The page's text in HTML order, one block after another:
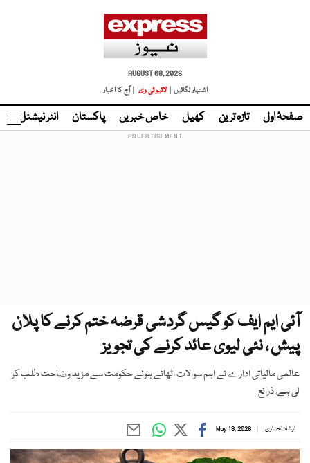
AUGUST 08, 2026
اشتہار لگائیں |
لائیو ٹی وی | آج کا اخبار
صفحۂ اول تازہ ترین کھیل خاص خبریں پاکستان انٹر نیشنل
آئی ایم ایف کو گیس گردشی قرضہ ختم کرنے کا پلان
پیش ، نئی لیوی عائد کرنے کی تجویز
عالمی مالیاتی ادارے نے اہم سوالات اٹھاتے ہوئے حکومت سے مزید وضاحت طلب کر
لی ہے، ذرائع
ارشاد انصاری May 18, 2026